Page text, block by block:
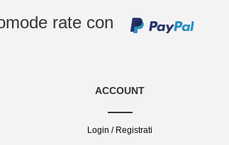
rate con
ACCOUNT
Login / Registrati